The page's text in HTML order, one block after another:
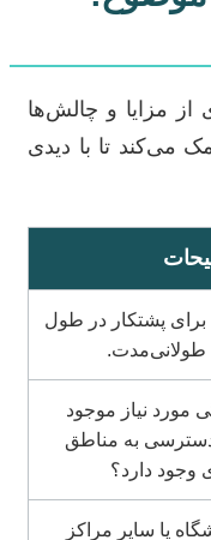
مزایا و چالش‌ها
می‌کند تا با دیدی
پشتکار در طول
مورد نیاز موجود
دسترسی به مناطق
وجود دارد؟
یا سایر مراکز